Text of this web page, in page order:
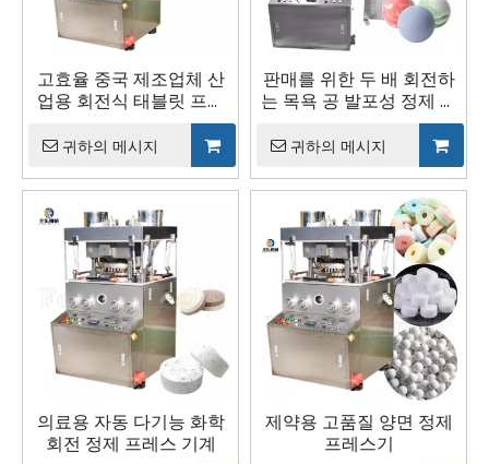
고효율 중국 제조업체 산
업용 회전식 태블릿 프레
귀하의 메시지
판매를 위한 두 배 회전하
는 목욕 공 발포성 정제 압
귀하의 메시지
의료용 자동 다기능 화학
회전 정제 프레스 기계
제약용 고품질 양면 정제
프레스기